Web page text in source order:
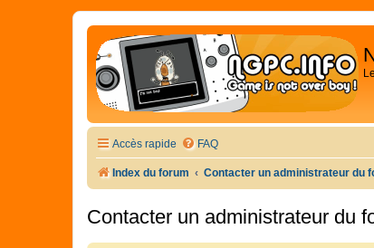
Accès rapide FAQ
Index du forum Contacter un administrateur du
Contacter un administrateur du